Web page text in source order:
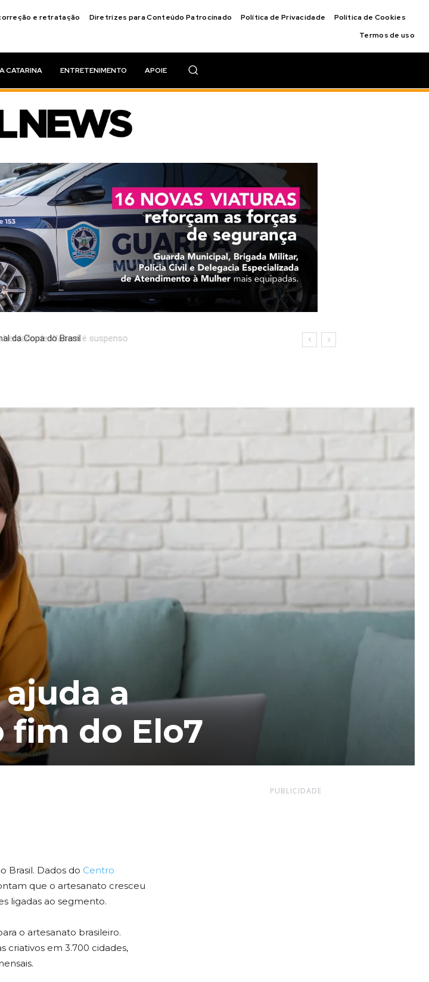
e retratação Diretrizes para Conteúdo Patrocinado Política de Privacidade
Política de Cookies
Termos de uso
CATARINA ENTRETENIMENTO APOIE
de Wasem é suspenso
a
fim do Elo7
Brasil. Dados do Centro
que o artesanato cresceu
ligadas ao segmento.
o artesanato brasileiro.
criativos em 3.700 cidades,
PUBLICIDADE